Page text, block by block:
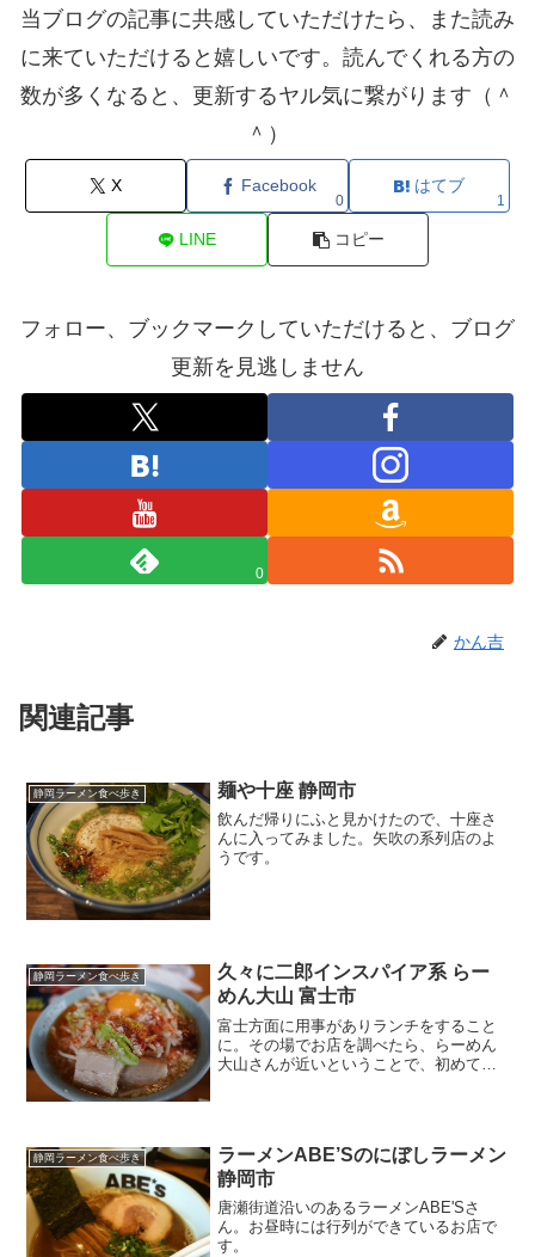
当ブログの記事に共感していただけたら、また読み
に来ていただけると嬉しいです。読んでくれる方の
数が多くなると、更新するヤル気に繋がります（＾
＾）
X Facebook
0
はてブ
1
LINE コピー
フォロー、ブックマークしていただけると、ブログ
更新を見逃しません
0
かん吉
関連記事
静岡ラーメン食べ歩き 麺や十座 静岡市
飲んだ帰りにふと見かけたので、十座さ
んに入ってみました。矢吹の系列店のよ
うです。
静岡ラーメン食べ歩き
久々に二郎インスパイア系 らー
めん大山 富士市
富士方面に用事がありランチをすること
に。その場でお店を調べたら、らーめん
大山さんが近いということで、初めてお
静岡ラーメン食べ歩き
ラーメンABE’Sのにぼしラーメン
静岡市
唐瀬街道沿いのあるラーメンABE'Sさ
ん。お昼時には行列ができているお店で
す。